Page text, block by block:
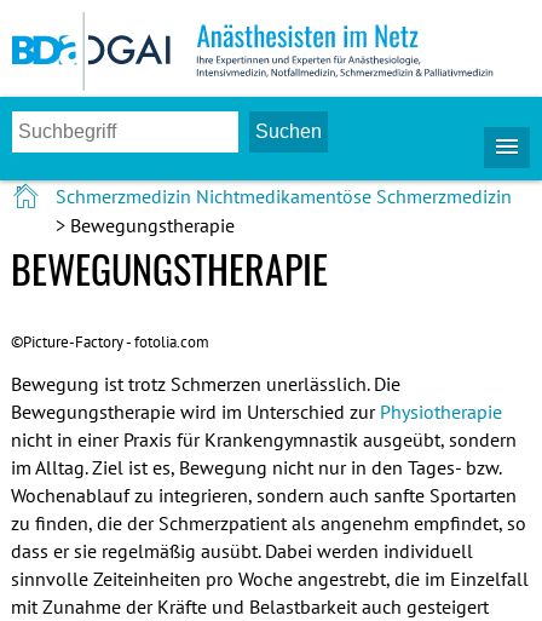
Schmerzmedizin Nichtmedikamentöse Schmerzmedizin
> Bewegungstherapie
BEWEGUNGSTHERAPIE
©Picture-Factory - fotolia.com
Bewegung ist trotz Schmerzen unerlässlich. Die
Bewegungstherapie wird im Unterschied zur Physiotherapie
nicht in einer Praxis für Krankengymnastik ausgeübt, sondern
im Alltag. Ziel ist es, Bewegung nicht nur in den Tages- bzw.
Wochenablauf zu integrieren, sondern auch sanfte Sportarten
zu finden, die der Schmerzpatient als angenehm empfindet, so
dass er sie regelmäßig ausübt. Dabei werden individuell
sinnvolle Zeiteinheiten pro Woche angestrebt, die im Einzelfall
mit Zunahme der Kräfte und Belastbarkeit auch gesteigert